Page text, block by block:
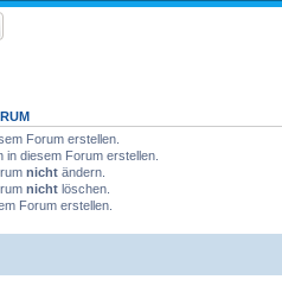
Forum erstellen.
in diesem Forum erstellen.
nicht ändern.
nicht löschen.
Forum erstellen.